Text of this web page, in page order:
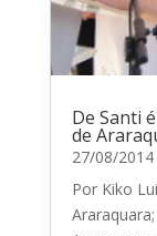
De Santi
de
27/08/2014
Por Kiko